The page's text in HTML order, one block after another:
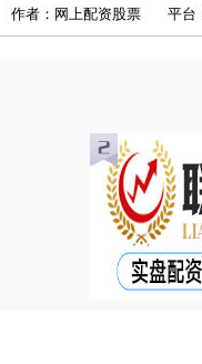
作者：网上配资股票 平台